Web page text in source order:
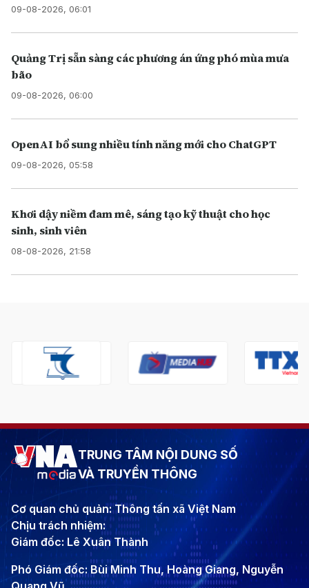
09-08-2026, 06:01
Quảng Trị sẵn sàng các phương án ứng phó mùa mưa
bão
09-08-2026, 06:00
OpenAI bổ sung nhiều tính năng mới cho ChatGPT
09-08-2026, 05:58
Khơi dậy niềm đam mê, sáng tạo kỹ thuật cho học
sinh, sinh viên
08-08-2026, 21:58
TRUNG TÂM NỘI DUNG SỐ
VÀ TRUYỀN THÔNG
Cơ quan chủ quản: Thông tấn xã Việt Nam
Chịu trách nhiệm:
Giám đốc: Lê Xuân Thành
Phó Giám đốc: Bùi Minh Thu, Hoàng Giang, Nguyễn